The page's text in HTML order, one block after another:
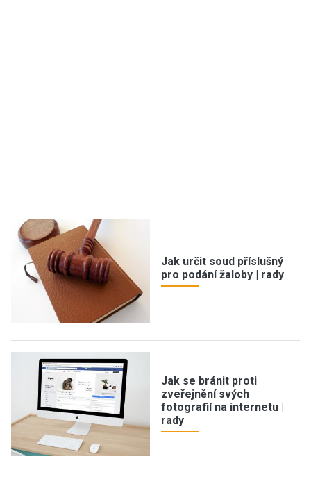
Jak určit soud příslušný
pro podání žaloby | rady
Jak se bránit proti
zveřejnění svých
fotografií na internetu |
rady